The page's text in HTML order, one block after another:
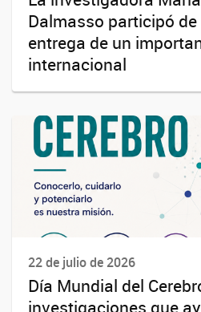
Dalmasso participó
entrega de un
internacional
22 de julio de 2026
Día Mundial del
investigaciones que